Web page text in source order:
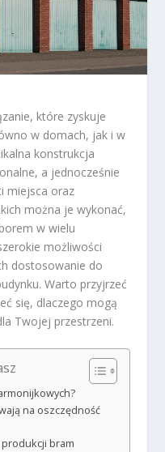
które zyskuje
w domach, jak i w
konstrukcja
a jednocześnie
miejsca oraz
można je wykonać,
w wielu
możliwości
dostosowanie do
Warto przyjrzeć
się, dlaczego mogą
Twojej przestrzeni.
na oszczędność
produkcji bram